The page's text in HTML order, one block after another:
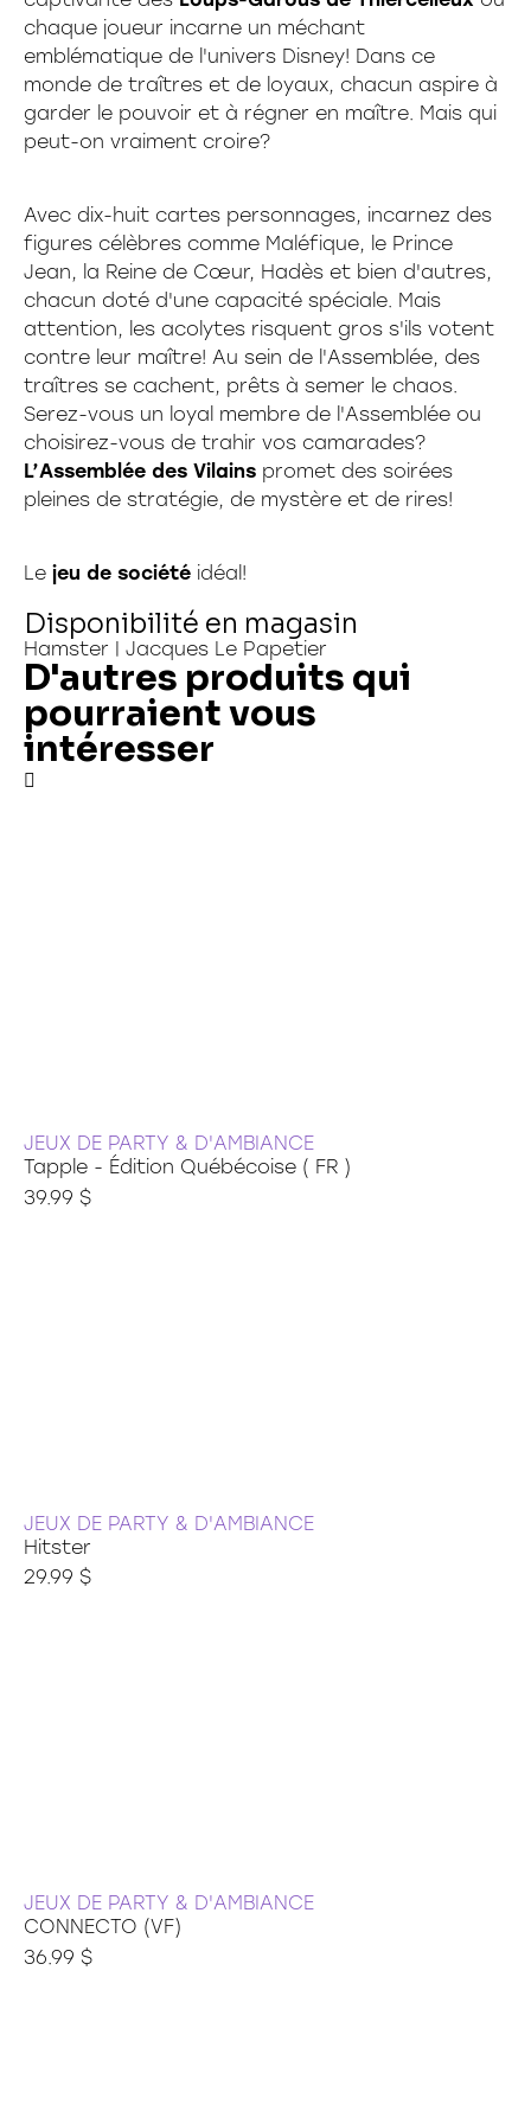
24 pièces
35 pièces
36 pièces
48 pièces
49 pièces
54 pièces
150 pièces xxl
100 pièces xxl
200 pièces xxl
250 pièces
300 pièces xxl
3d
chaque joueur incarne un méchant
emblématique de l'univers Disney! Dans ce
monde de traîtres et de loyaux, chacun aspire à
garder le pouvoir et à régner en maître. Mais qui
peut-on vraiment croire?
Avec dix-huit cartes personnages, incarnez des
figures célèbres comme Maléfique, le Prince
Jean, la Reine de Cœur, Hadès et bien d'autres,
chacun doté d'une capacité spéciale. Mais
attention, les acolytes risquent gros s'ils votent
contre leur maître! Au sein de l'Assemblée, des
traîtres se cachent, prêts à semer le chaos.
Serez-vous un loyal membre de l'Assemblée ou
choisirez-vous de trahir vos camarades?
L’Assemblée des Vilains promet des soirées
pleines de stratégie, de mystère et de rires!
Le jeu de société idéal!
Disponibilité en magasin
Hamster | Jacques Le Papetier
D'autres produits qui
pourraient vous
intéresser
JEUX DE PARTY & D'AMBIANCE
Tapple - Édition Québécoise ( FR )
39.99 $
JEUX DE PARTY & D'AMBIANCE
Hitster
29.99 $
JEUX DE PARTY & D'AMBIANCE
CONNECTO (VF)
36.99 $